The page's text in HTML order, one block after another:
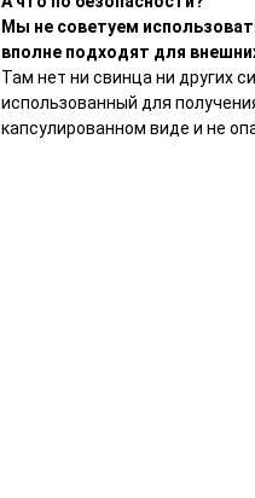
Мы не советуем
вполне подходят для
Там нет ни свинца ни других
использованный для
капсулированном виде и не